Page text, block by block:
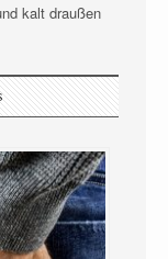
kalt draußen